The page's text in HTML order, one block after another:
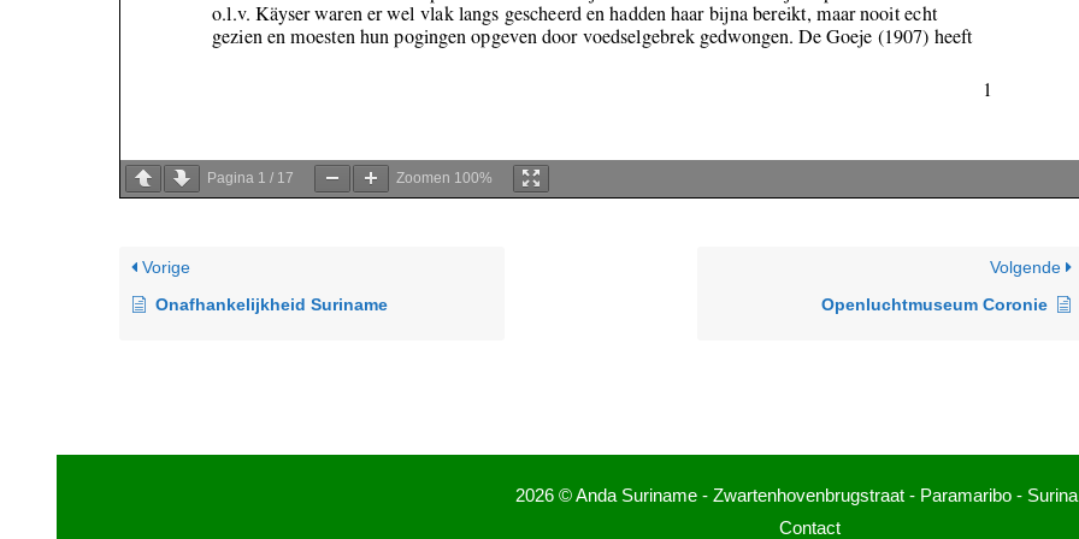
Pagina 1 / 17 Zoomen 100%
Vorige
Onafhankelijkheid Suriname
Volgende
Openluchtmuseum Coronie
2026 © Anda Suriname - Zwartenhovenbrugstraat - Paramaribo -
Contact